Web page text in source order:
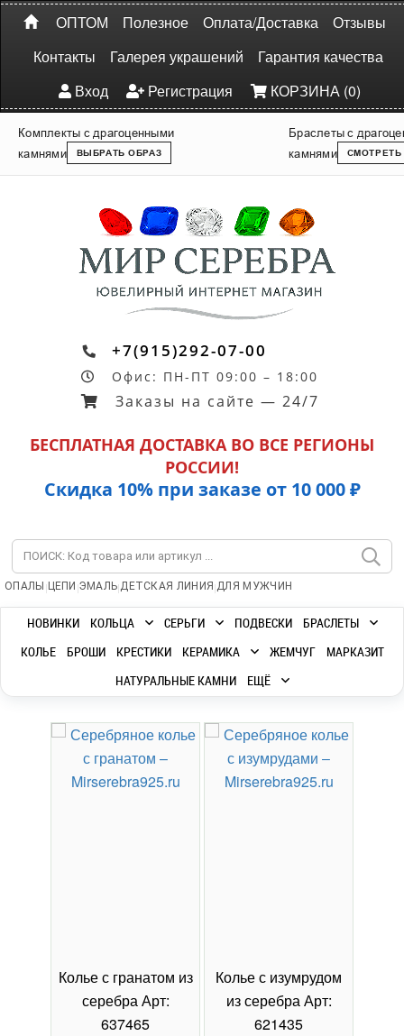
ОПТОМ Полезное Оплата/Доставка
Отзывы
Контакты
Галерея украшений
Гарантия качества
Вход
Регистрация КОРЗИНА (0)
Комплекты с драгоценными
камнями
ВЫБРАТЬ ОБРАЗ
Браслеты с
камнями
СМОТРЕТЬ
+7(915)292-07-00
Офис: ПН-ПТ 09:00 – 18:00
Заказы на сайте — 24/7
БЕСПЛАТНАЯ ДОСТАВКА ВО ВСЕ РЕГИОНЫ
РОССИИ!
Скидка 10% при заказе от 10 000 ₽
ОПАЛЫ | ЦЕПИ |ЭМАЛЬ|ДЕТСКАЯ ЛИНИЯ |ДЛЯ МУЖЧИН
НОВИНКИ КОЛЬЦА СЕРЬГИ ПОДВЕСКИ
БРАСЛЕТЫ
КОЛЬЕ
БРОШИ КРЕСТИКИ КЕРАМИКА ЖЕМЧУГ
МАРКАЗИТ
НАТУРАЛЬНЫЕ КАМНИ
ЕЩЁ
Колье с гранатом из
серебра Арт:
637465
Колье с изумрудом
из серебра Арт:
621435